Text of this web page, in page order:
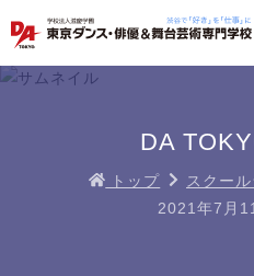
学科・専攻 資料
DA
トップ スクー
2021年7月